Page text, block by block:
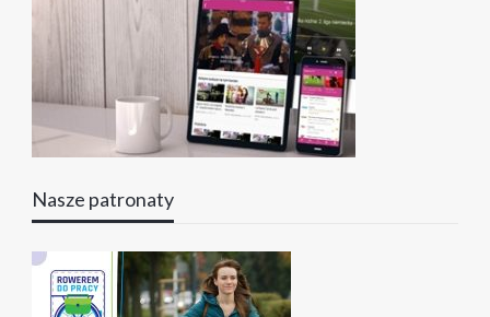
Nasze patronaty